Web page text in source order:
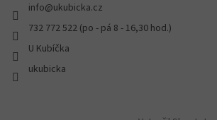
info@ukubicka.cz
732 772 522 (po - pá 8 - 16,30 hod.)
U Kubíčka
ukubicka